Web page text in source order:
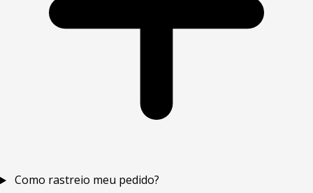
Como rastreio meu pedido?